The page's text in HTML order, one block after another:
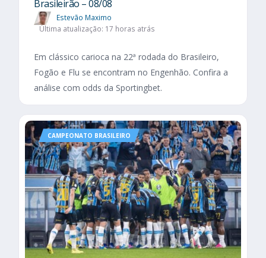
Brasileirão – 08/08
Estevão Maximo
Última atualização: 17 horas atrás
Em clássico carioca na 22ª rodada do Brasileiro,
Fogão e Flu se encontram no Engenhão. Confira a
análise com odds da Sportingbet.
CAMPEONATO BRASILEIRO